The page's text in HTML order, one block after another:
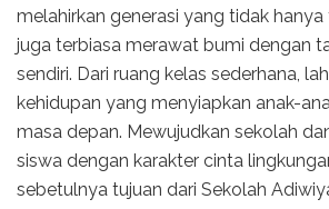
melahirkan generasi yang tidak
juga terbiasa merawat bumi dengan
sendiri. Dari ruang kelas sederhana,
kehidupan yang menyiapkan anak-
masa depan. Mewujudkan sekolah
siswa dengan karakter cinta
sebetulnya tujuan dari Sekolah